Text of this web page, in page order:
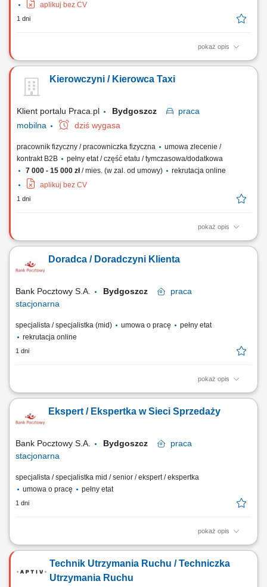
aplikuj bez CV
1 dni
pokaż opis
realizowanie przewozów osób za pośrednictwem aplikacji
pasażerów, dbanie o wysoką jakość obsługi oraz właściwy stan
powierzonego pojazdu, wykonywanie kursów zgodnie z własną
Kierowczyni / Kierowca Taxi
Klient portalu Praca.pl Bydgoszcz
praca
mobilna
dziś wygasa
pracownik fizyczny / pracowniczka fizyczna
umowa zlecenie /
kontrakt B2B
pełny etat / część etatu / tymczasowa/dodatkowa
7 000 - 15 000 zł/ mies. (w zal. od umowy)
rekrutacja online
aplikuj bez CV
1 dni
pokaż opis
realizowanie przewozów osób za pośrednictwem aplikacji
pasażerów, dbanie o wysoką jakość obsługi oraz właściwy stan
powierzonego pojazdu, wykonywanie kursów zgodnie z własną
Doradca / Doradczyni Klienta
Bank Pocztowy S.A. Bydgoszcz
praca
stacjonarna
specjalista / specjalistka (mid) umowa o pracę
pełny etat
rekrutacja online
1 dni
pokaż opis
Twój zakres obowiązków diagnozowanie potrzeb i oczekiwań Klientów,
sprzedażowych, kształtowanie pozytywnego wizerunku Banku poprzez
wysoką jakość obsługi, operacyjna obsługa Klientów detalicznych,
Ekspert / Ekspertka w Sieci Sprzedaży
Bank Pocztowy S.A. Bydgoszcz
praca
stacjonarna
specjalista / specjalistka mid / senior / ekspert / ekspertka
umowa o pracę
pełny etat
1 dni
pokaż opis
Twój zakres obowiązków Diagnozowanie potrzeb i oczekiwań Klientów;
relacji; Realizacja celów sprzedażowych; Kształtowanie pozytywnego
wizerunku Banku poprzez wysoką jakość obsługi; Operacyjna obsługa
Technik Utrzymania Ruchu / Techniczka
Utrzymania Ruchu